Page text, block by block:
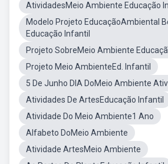
AtividadesMeio Ambiente Educação
Modelo Projeto EducaçãoAmbiental
Educação Infantil
Projeto SobreMeio Ambiente
Projeto Meio AmbienteEd. Infantil
5 De Junho DIA DoMeio Ambiente
Atividades De ArtesEducação Infantil
Atividade Do Meio Ambiente1 Ano
Alfabeto DoMeio Ambiente
Atividade ArtesMeio Ambiente